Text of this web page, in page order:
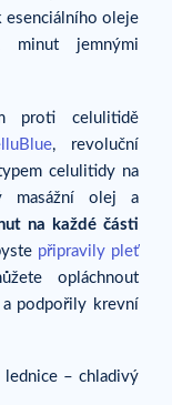
esenciálního oleje
jemnými
proti celulitidě
, revoluční
celulitidy na
masážní olej a
na každé části
připravily pleť
opláchnout
podpořily krevní
lednice – chladivý